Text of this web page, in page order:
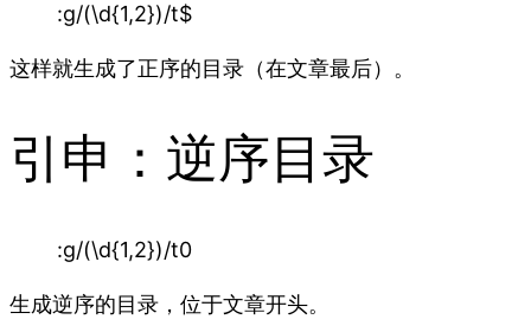
:g/(\d{1,2})/t$
这样就生成了正序的目录（在文章最后）。
引申：逆序目录
:g/(\d{1,2})/t0
生成逆序的目录，位于文章开头。